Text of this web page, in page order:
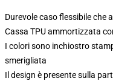
Durevole caso flessibile che
Cassa TPU ammortizzata
I colori sono inchiostro
smerigliata
Il design è presente sulla